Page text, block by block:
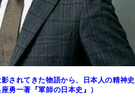
されてきた物語から、日本人の精神史
勇一著『軍師の日本史』）